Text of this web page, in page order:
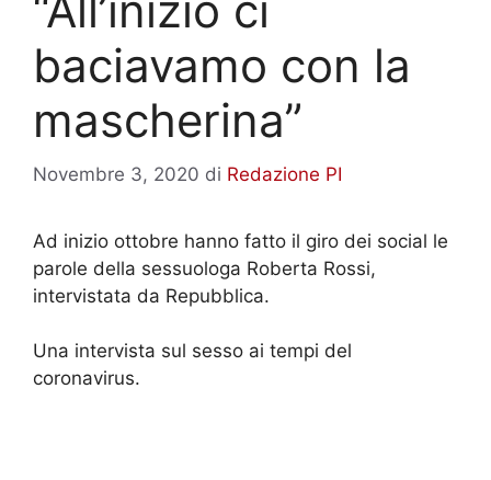
baciavamo con la
mascherina”
Novembre 3, 2020 di Redazione PI
Ad inizio ottobre hanno fatto il giro dei social le
parole della sessuologa Roberta Rossi,
intervistata da Repubblica.
Una intervista sul sesso ai tempi del
coronavirus.